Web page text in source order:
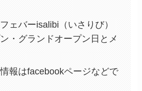
ェバーisalibi（いさりび）
・グランドオープン日とメ
報はfacebookページなどで